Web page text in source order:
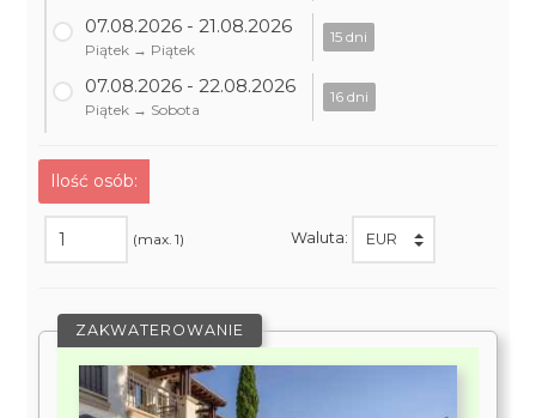
07.08.2026 - 21.08.2026
Piątek → Piątek
15 dni
07.08.2026 - 22.08.2026
Piątek → Sobota
16 dni
Ilość osób:
(max. 1) Waluta:
ZAKWATEROWANIE